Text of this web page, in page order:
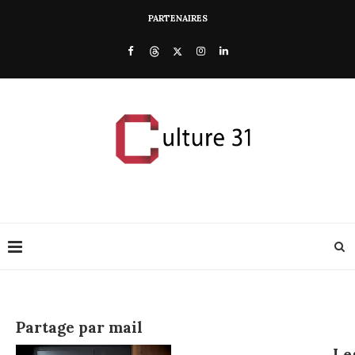
PARTENAIRES
Partage par mail